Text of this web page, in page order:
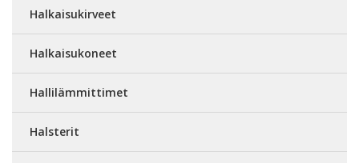
Halkaisukirveet
Halkaisukoneet
Hallilämmittimet
Halsterit